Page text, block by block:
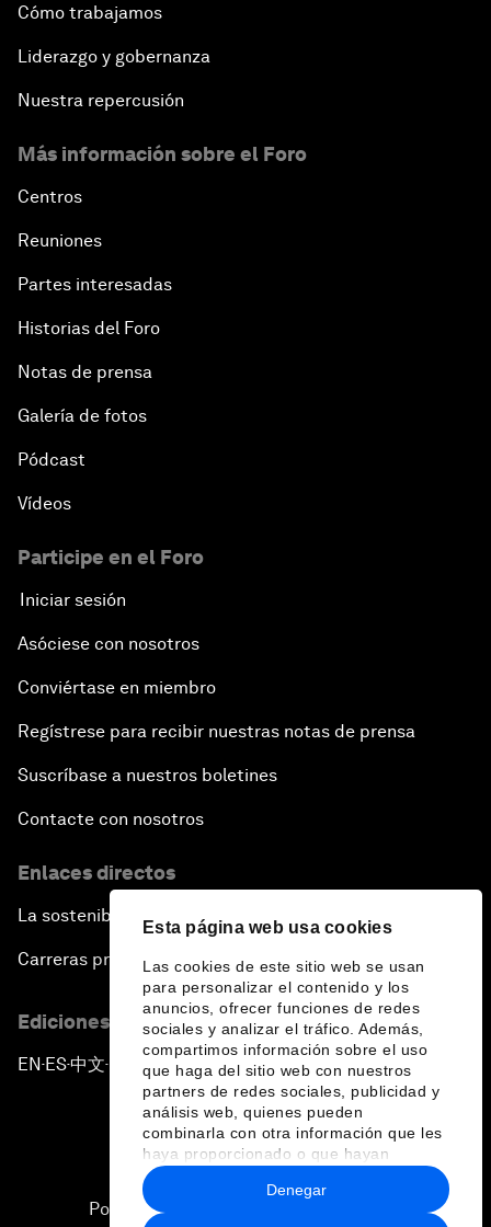
Esta página web usa cookies
Las cookies de este sitio web se usan
para personalizar el contenido y los
anuncios, ofrecer funciones de redes
sociales y analizar el tráfico. Además,
compartimos información sobre el uso
que haga del sitio web con nuestros
partners de redes sociales, publicidad y
análisis web, quienes pueden
combinarla con otra información que les
haya proporcionado o que hayan
recopilado a partir del uso que haya
hecho de sus servicios.
Denegar
Cómo trabajamos
Liderazgo y gobernanza
Nuestra repercusión
Más información sobre el Foro
Centros
Reuniones
Partes interesadas
Historias del Foro
Notas de prensa
Galería de fotos
Pódcast
Vídeos
Participe en el Foro
Iniciar sesión
Asóciese con nosotros
Conviértase en miembro
Regístrese para recibir nuestras notas de prensa
Suscríbase a nuestros boletines
Contacte con nosotros
Enlaces directos
La sostenibilidad en el Foro
Carreras profesionales
Ediciones en otros idiomas
EN ▪ES▪中文▪ 日本語
Política de privacidad y normas de uso